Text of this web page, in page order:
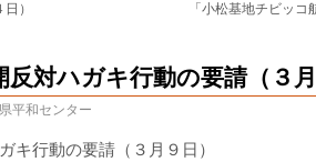
）
「小松基地チビッコ
対ハガキ行動の要請（３月
県平和センター
キ行動の要請（３月９日）